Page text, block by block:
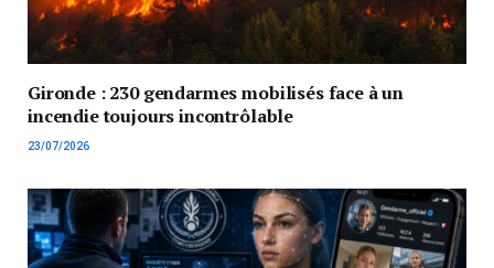
Gironde : 230 gendarmes mobilisés face à un
incendie toujours incontrôlable
23/07/2026